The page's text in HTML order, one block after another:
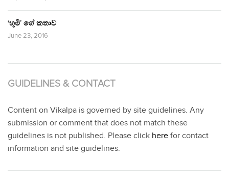
‘භූමි’ ගේ කතාව
June 23, 2016
GUIDELINES & CONTACT
Content on Vikalpa is governed by site guidelines. Any
submission or comment that does not match these
guidelines is not published. Please click here for contact
information and site guidelines.